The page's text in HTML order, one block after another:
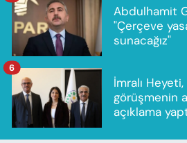
Abdulhamit
"Çerçeve
sunacağız"
İmralı
görüşmenin
açıklama
6